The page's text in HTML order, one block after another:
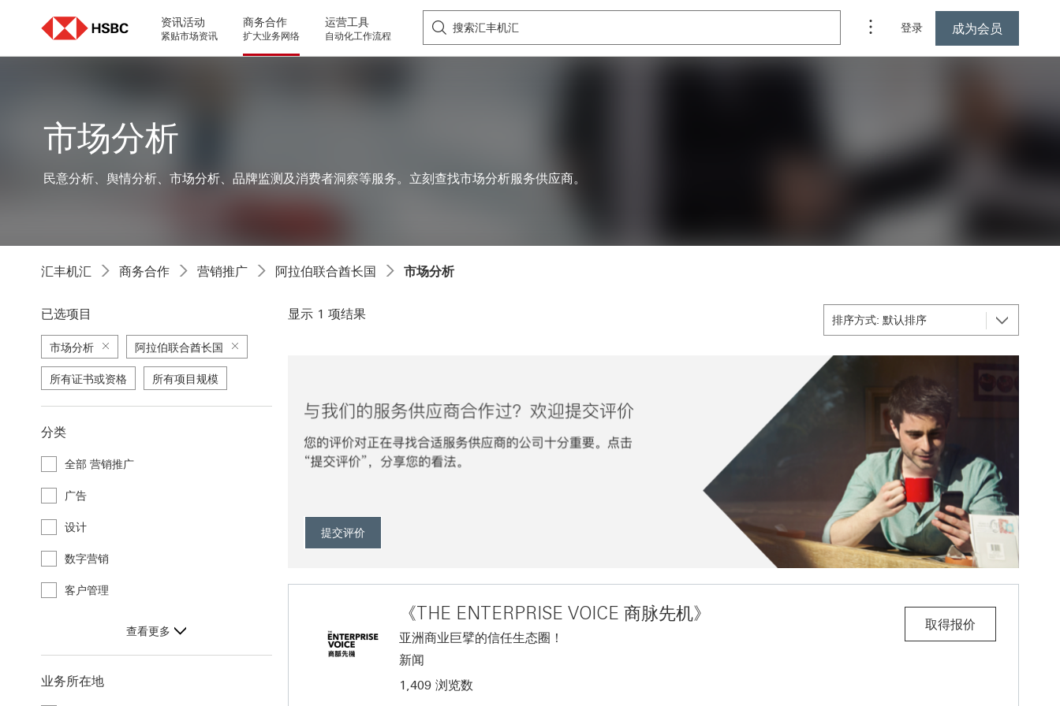
to
content
资讯活动
紧贴市场资讯
商务合作
扩大业务网络
运营工具
自动化工作流程
登录 成为会员
市场分析
民意分析、舆情分析、市场分析、品牌监测及消费者洞察等服务。立刻查找市场分析服务供应商。
汇丰机汇 商务合作 营销推广 阿拉伯联合酋长国 市场分析
已选项目
市场分析 阿拉伯联合酋长国
所有证书或资格 所有项目规模
分类
全部 营销推广
广告
设计
数字营销
客户管理
查看更多
业务所在地
显示 1 项结果 排序方式: 默认排序
提交评价
《THE ENTERPRISE VOICE 商脉先机》
亚洲商业巨擘的信任生态圈！
新闻
1,409 浏览数
取得报价
《THE
。将打开一个新窗